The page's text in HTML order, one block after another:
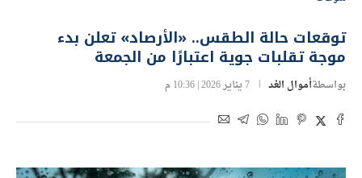
توقعات حالة الطقس.. «الأرصاد» تعلن بدء
موجة تقلبات جوية اعتبارًا من الجمعة
بواسطةأموال الغد 7 يناير 2026 | 10:36 م